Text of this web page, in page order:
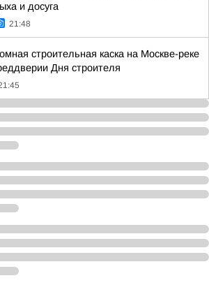
и досуга
21:48
строительная каска на Москве-реке
Дня строителя